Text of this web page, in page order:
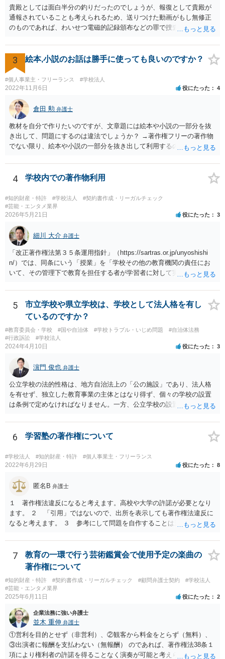
貴殿としては面白半分の釣りだったのでしょうが、報復として貴殿が
通報されていることも考えられるため、送りつけた動画がもし無修正
のものであれば、わいせつ電磁的記録頒布などの罪で捜査の対象にな
察が自宅に来て、パソコンの中身を見られたり事情聴取を受けたりす
る可能性はゼロとは言えません。このようなことが繰り返されないこ
とを望みます。 まあ警察もこのような軽微な事案まではなかなか手が
回らないと思いますが。 それと、動画についてＫ高校の名前が挙がっ
ていますが、学校名を特定する根拠が不明でデマの可能性がある場
合、その高校名を拡散する行為は不適切と思われます。私学の場合、
学校法人の名誉を毀損したとして損害賠償を求められる可能性も否定
できません。
3 絵本,小説のお話は勝手に使っても良いのですか？
#個人事業主・フリーランス #学校法人
2022年11月6日 役にたった 4
倉田 勲 弁護士
教材を自分で作りたいのですが、文章題には絵本や小説の一部分を抜
き出して、問題にするのは違法でしょうか？ →著作権フリーの著作物
でない限り、絵本や小説の一部分を抜き出して利用するのは著作権法
4 学校内での著作物利用
#知的財産・特許 #学校法人
#契約書作成・リーガルチェック
#芸能・エンタメ業界
2026年5月21日 役にたった 3
細川 大介 弁護士
「改正著作権法第３５条運用指針」（https://sartras.or.jp/unyoshishi
n/）では、同条にいう「授業」を「学校その他の教育機関の責任にお
いて、その管理下で教育を担任する者が学習者に対して実施する教育
級活動・クラブ活動・学校行事等）、部活動、課外補習授業等を、該
当しない例として自主的なボランティア活動・保護者会・ＰＴＡ活動
等を列挙しています。 本件をこれに当てはめますと、 ①主体である学
校司書は、学校図書館法第６条第１項上「専ら学校図書館の職務に従
事する職員」と位置づけられ、運用指針にいう「教育を担任する者」
に該当しません。 ②活動内容も、特別活動・学校行事等ではなく、図
したがって、本件展示は「授業の過程」要件を満たさず、３５条によ
る適法化はできないと考えられます。 ただし、繰り返しになります
が、ご相談のケースのような事案が裁判沙汰になることが現実的には
ほぼないため、今後も裁判例が積み重なる可能性がきわめて低く、ど
ちらの解釈が正しいのかについて司法の判断が下されることがないも
5
市立学校や県立学校は、学校として法人格を有し
ているのですか？
#教育委員会・学校 #国や自治体 #学校トラブル・いじめ問題
#自治体法務
#行政訴訟
#学校法人
2024年4月10日 役にたった 3
濵門 俊也 弁護士
公立学校の法的性格は、地方自治法上の「公の施設」であり、法人格
を有せず、独立した教育事業の主体とはなり得ず、個々の学校の設置
は条例で定めなければなりません。一方、公立学校の設置者である地
利義務の主体となる法人格を有し、教育事業の主体となっています。
ちなみに、公立学校は教育行政組織上の取扱いとしては「教育機関」
6 学習塾の著作権について
#学校法人 #知的財産・特許 #個人事業主・フリーランス
2022年6月29日 役にたった 8
匿名B 弁護士
１ 著作権法違反になると考えます。高校や大学の許諾が必要となり
ます。 ２ 「引用」ではないので、出所を表示しても著作権法違反に
なると考えます。 ３ 参考にして問題を自作することは違法とならな
たとしてもそのまま貼り付けると著作権法違反となる可能性が高いで
す。 市販の問題集を購入して、それを解かせることは問題ないです
が、複製となると「私的複製」とはならないので著作権法上問題とな
ると思います。 いちど著作権取り扱っている弁護士にご相談いただい
たほうがよろしいかと思います。
7
教育の一環で行う芸術鑑賞会で使用予定の楽曲の
著作権について
#知的財産・特許 #契約書作成・リーガルチェック #顧問弁護士契約
#学校法人
#芸能・エンタメ業界
2025年6月11日 役にたった 2
企業法務に強い弁護士
並木 重伸 弁護士
①営利を目的とせず（非営利）、②観客から料金をとらず（無料）、
③出演者に報酬を支払わない（無報酬） のであれば、著作権法38条１
項により権利者の許諾を得ることなく演奏が可能と考えられます。 参